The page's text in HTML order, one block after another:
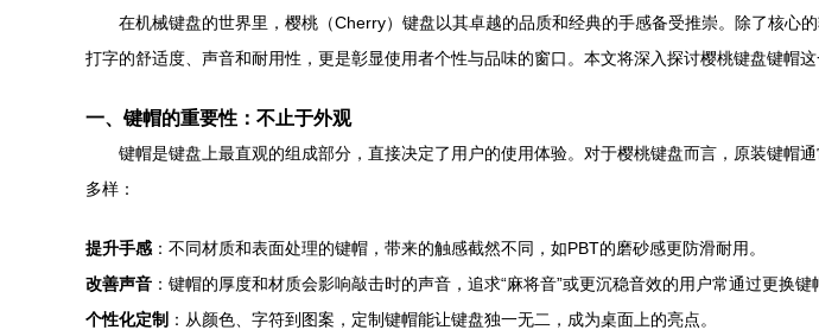
在机械键盘的世界里，樱桃（Cherry）键盘以其卓越的品质和经典的手感备受推崇。除了核
打字的舒适度、声音和耐用性，更是彰显使用者个性与品味的窗口。本文将深入探讨樱桃键盘键帽
一、键帽的重要性：不止于外观
键帽是键盘上最直观的组成部分，直接决定了用户的使用体验。对于樱桃键盘而言，原装键帽
多样：
提升手感 ：不同材质和表面处理的键帽，带来的触感截然不同，如PBT的磨砂感更防滑耐用。
改善声音 ：键帽的厚度和材质会影响敲击时的声音，追求“麻将音”或更沉稳音效的用户常通过更换键
个性化定制 ：从颜色、字符到图案，定制键帽能让键盘独一无二，成为桌面上的亮点。